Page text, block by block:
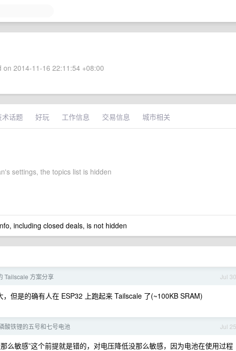
2014-11-16 22:11:54 +08:00
术话题 好玩 工作信息 交易信息 城市相关
settings, the topics list is hidden
including closed deals, is not hidden
Jul 30
Tailscale 方案分享
，但是的确有人在 ESP32 上跑起来 Tailscale 了(~100KB SRAM)
Jul 25
酸铁锂的五号和七号电池
么敏感”这个前提就是错的，对电压降低没那么敏感，因为电池在使用过程